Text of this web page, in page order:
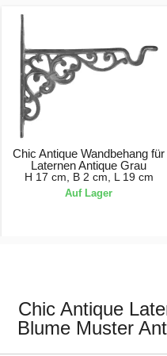
Chic Antique Wandbehang für
Laternen Antique Grau
H 17 cm, B 2 cm, L 19 cm
Auf Lager
Chic Antique
Blume Muster